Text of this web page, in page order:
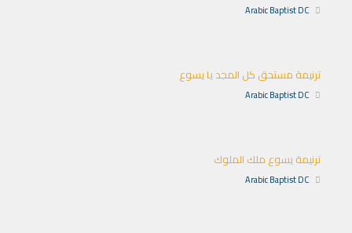
Arabic Baptist DC
ترنيمة مستحق كل المجد يا يسوع
Arabic Baptist DC
ترنيمة يسوع ملك الملوك
Arabic Baptist DC